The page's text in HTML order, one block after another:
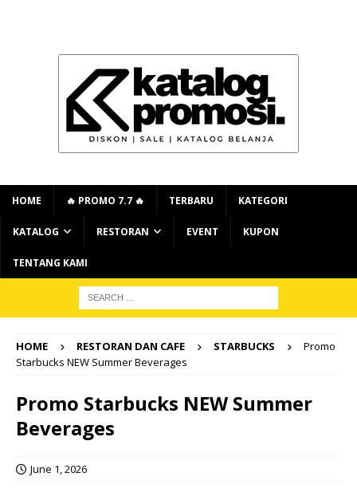
HOME 🔥 PROMO 7.7 🔥 TERBARU KATEGORI
KATALOG RESTORAN EVENT KUPON
TENTANG KAMI
HOME RESTORAN DAN CAFE STARBUCKS
Promo
Starbucks NEW Summer Beverages
Promo Starbucks NEW Summer
Beverages
June 1, 2026